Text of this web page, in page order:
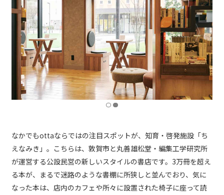
なかでもottaならではの注目スポットが、知育・啓発施設「ち
えなみき」。こちらは、敦賀市と丸善雄松堂・編集工学研究所
が運営する公設民営の新しいスタイルの書店です。3万冊を超え
る本が、まるで迷路のような書棚に所狭しと並んでおり、気に
なった本は、店内のカフェや所々に設置された椅子に座って読